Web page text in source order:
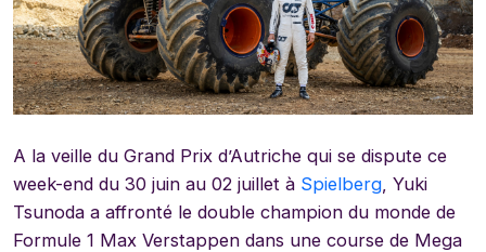
A la veille du Grand Prix d’Autriche qui se dispute ce
week-end du 30 juin au 02 juillet à Spielberg , Yuki
Tsunoda a affronté le double champion du monde de
Formule 1 Max Verstappen dans une course de Mega